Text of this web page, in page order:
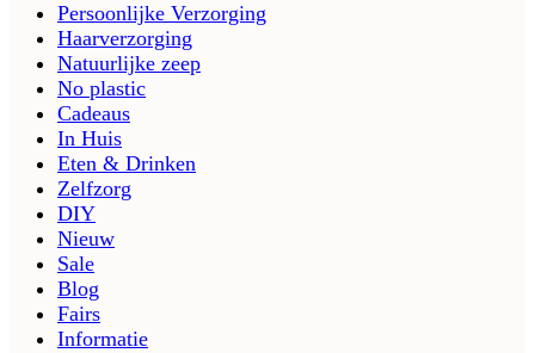
Persoonlijke Verzorging
Haarverzorging
Natuurlijke zeep
No plastic
Cadeaus
In Huis
Eten & Drinken
Zelfzorg
DIY
Nieuw
Sale
Blog
Fairs
Informatie